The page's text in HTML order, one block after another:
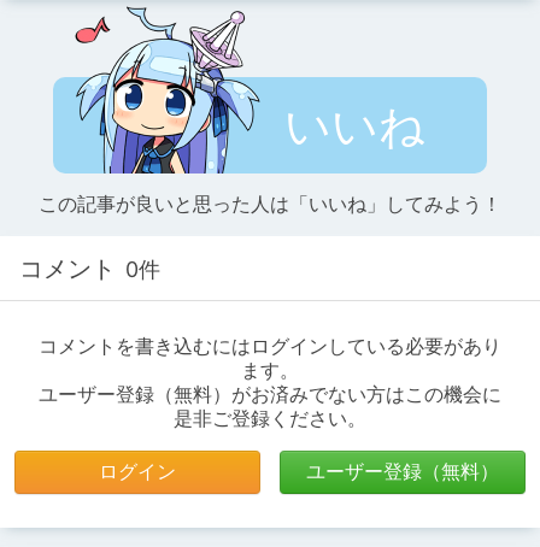
いいね
この記事が良いと思った人は「いいね」してみよう！
コメント 0件
コメントを書き込むにはログインしている必要があり
ます。
ユーザー登録（無料）がお済みでない方はこの機会に
是非ご登録ください。
ログイン ユーザー登録（無料）